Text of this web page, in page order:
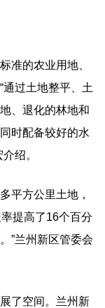
的农业用地、
过土地整平、土
、退化的林地和
时配备较好的水
绍。
方公里土地，
提高了16个百分
”兰州新区管委会
了空间。兰州新